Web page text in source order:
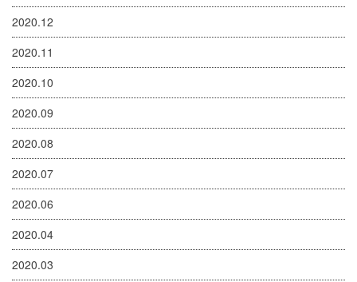
2020.12
2020.11
2020.10
2020.09
2020.08
2020.07
2020.06
2020.04
2020.03